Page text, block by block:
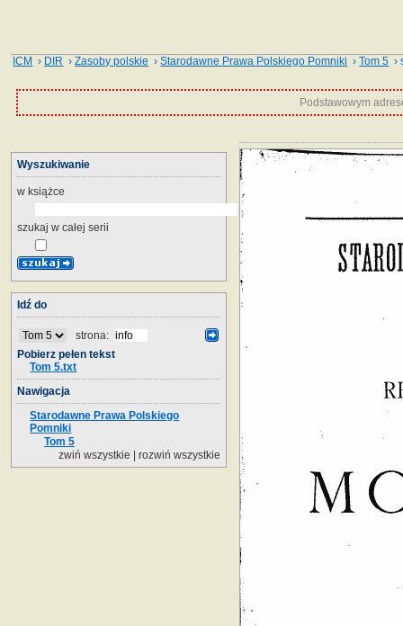
ICM › DIR ›Zasoby polskie ›Starodawne Prawa Polskiego Pomniki ›Tom 5 ›
Podstawowym
Wyszukiwanie
w książce
szukaj w całej serii
Idź do
strona:
Pobierz pełen tekst
Tom 5.txt
Nawigacja
Starodawne Prawa Polskiego
Pomniki
Tom 5
zwiń wszystkie
rozwiń wszystkie